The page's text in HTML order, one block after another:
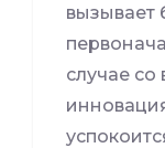
вызывает
случае со